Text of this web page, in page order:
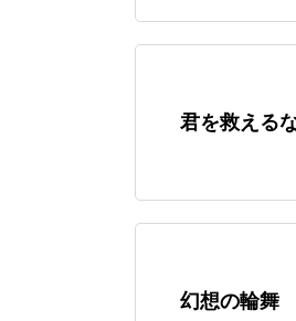
君を救える
幻想の輪舞